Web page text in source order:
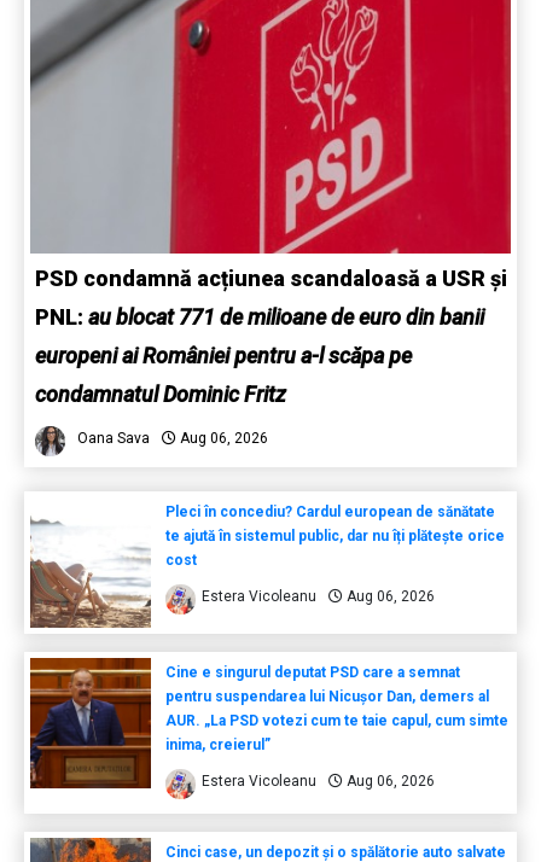
PSD condamnă acțiunea scandaloasă a USR și
PNL: au blocat 771 de milioane de euro din banii
europeni ai României pentru a-l scăpa pe
condamnatul Dominic Fritz
Oana Sava Aug 06, 2026
Pleci în concediu? Cardul european de sănătate
te ajută în sistemul public, dar nu îți plătește orice
cost
Estera Vicoleanu Aug 06, 2026
Cine e singurul deputat PSD care a semnat
pentru suspendarea lui Nicușor Dan, demers al
AUR. „La PSD votezi cum te taie capul, cum simte
inima, creierul”
Estera Vicoleanu Aug 06, 2026
Cinci case, un depozit și o spălătorie auto salvate